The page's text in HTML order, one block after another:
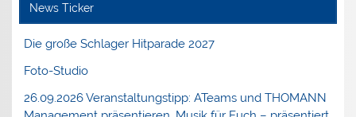
News Ticker
Die große Schlager Hitparade 2027
Foto-Studio
26.09.2026 Veranstaltungstipp: ATeams und THOMANN